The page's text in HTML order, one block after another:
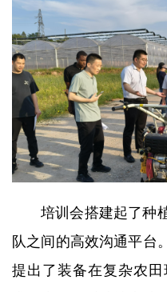
培训会搭建起了种
队之间的高效沟通平台
提出了装备在复杂农